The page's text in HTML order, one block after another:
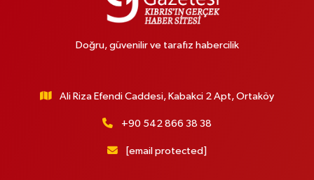
Doğru, güvenilir ve tarafız habercilik
Ali Riza Efendi Caddesi, Kabakci 2 Apt, Ortaköy
+90 542 866 38 38
[email protected]